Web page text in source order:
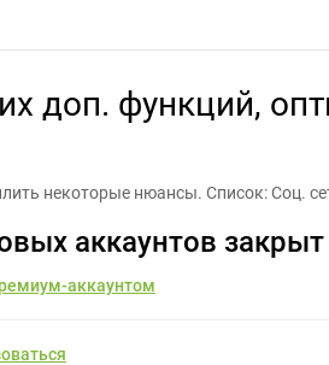
доп. функций,
некоторые нюансы. Список: Соц.
аккаунтов закрыт
аккаунтом